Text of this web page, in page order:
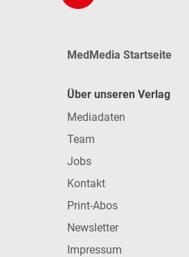
MedMedia Startseite
Über unseren Verlag
Mediadaten
Team
Jobs
Kontakt
Print-Abos
Newsletter
Impressum